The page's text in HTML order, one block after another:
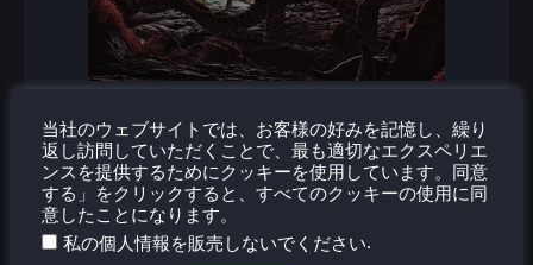
当社のウェブサイトでは、お客様の好みを記憶し、繰り
返し訪問していただくことで、最も適切なエクスペリエ
ンスを提供するためにクッキーを使用しています。同意
する」をクリックすると、すべてのクッキーの使用に同
意したことになります。
私の個人情報を販売しないでください.